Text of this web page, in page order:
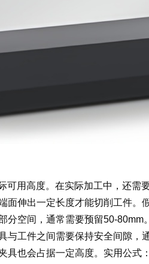
可用高度。在实际加工中，还需
面伸出一定长度才能切削工件。
分空间，通常需要预留50-80mm。
与工件之间需要保持安全间隙，
具也会占据一定高度。 实用公式